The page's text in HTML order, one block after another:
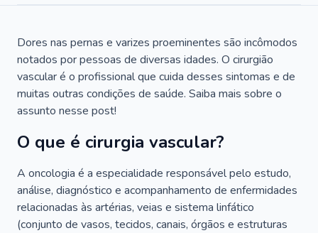
Dores nas pernas e varizes proeminentes são incômodos
notados por pessoas de diversas idades. O cirurgião
vascular é o profissional que cuida desses sintomas e de
muitas outras condições de saúde. Saiba mais sobre o
assunto nesse post!
O que é cirurgia vascular?
A oncologia é a especialidade responsável pelo estudo,
análise, diagnóstico e acompanhamento de enfermidades
relacionadas às artérias, veias e sistema linfático
(conjunto de vasos, tecidos, canais, órgãos e estruturas